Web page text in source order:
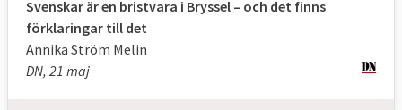
officiella förrän de antagits av
kommissionärerna. Kommissionen ansvarar
för att ta fram nya lagförslag och lägga
fram dem för Europaparlamentet och rådet.
Svenskar är en bristvara i Bryssel – och det finns
förklaringar till det
Annika Ström Melin
DN, 21 maj